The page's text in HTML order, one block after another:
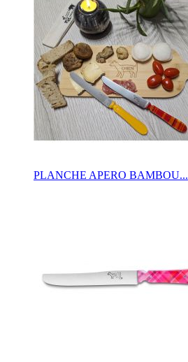
PLANCHE APERO BAMBOU...